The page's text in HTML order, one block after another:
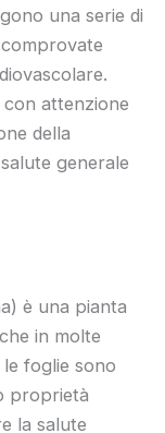
una serie di
attenzione
della
generale
è una pianta
in molte
foglie sono
proprietà
la salute